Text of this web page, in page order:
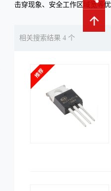
击穿现象、安全工作区域宽等
相关搜索结果 4 个